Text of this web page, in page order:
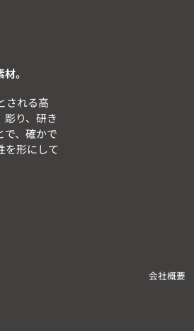
。
される高
彫り、研き
で、確かで
を形にして
会社概要